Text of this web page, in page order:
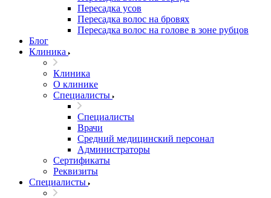
Пересадка усов
Пересадка волос на бровях
Пересадка волос на голове в зоне рубцов
Блог
Клиника
Клиника
О клинике
Специалисты
Специалисты
Врачи
Средний медицинский персонал
Администраторы
Сертификаты
Реквизиты
Специалисты